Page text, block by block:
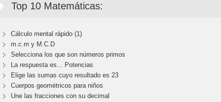
Top 10 Matemáticas:
Cálculo mental rápido (1)
m.c.m y M.C.D
Selecciona los que son números primos
La respuesta es... Potencias
Elige las sumas cuyo resultado es 23
Cuerpos geométricos para niños
Une las fracciones con su decimal